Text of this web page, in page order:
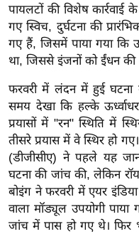
ल
श
ख्सि
य
त
यं
ग
इं
डि
या
सा
हि
पायलटों की विशेष
गए स्विच, दुर्घटना की
गए हैं, जिसमें पाया गया कि
था, जिससे इंजनों को ईंधन की
फरवरी में लंदन में हुई घटना
समय देखा कि हल्के
प्रयासों में "रन" स्थिति में
तीसरे प्रयास में वे स्थिर हो
(डीजीसीए) ने पहले यह
घटना की जांच की, लेकिन
बोइंग ने फरवरी में एयर
वाला मॉड्यूल उपयोगी पाया
जांच में पास हो गए थे। फिर